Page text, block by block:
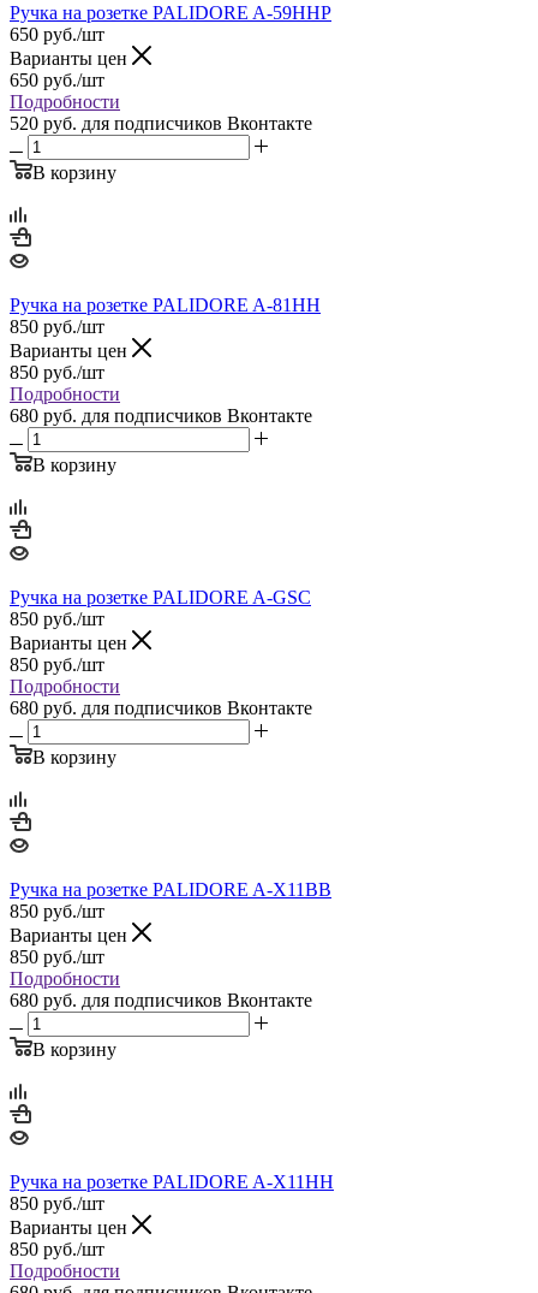
Ручка на розетке PALIDORE A-59ННР
650 руб./шт
Варианты цен
650 руб./шт
Подробности
520 руб. для подписчиков Вконтакте
В корзину
Ручка на розетке PALIDORE A-81HH
850 руб./шт
Варианты цен
850 руб./шт
Подробности
680 руб. для подписчиков Вконтакте
В корзину
Ручка на розетке PALIDORE A-GSC
850 руб./шт
Варианты цен
850 руб./шт
Подробности
680 руб. для подписчиков Вконтакте
В корзину
Ручка на розетке PALIDORE A-X11BB
850 руб./шт
Варианты цен
850 руб./шт
Подробности
680 руб. для подписчиков Вконтакте
В корзину
Ручка на розетке PALIDORE A-X11HH
850 руб./шт
Варианты цен
850 руб./шт
Подробности